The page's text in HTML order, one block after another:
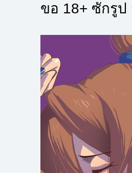
ขอ 18+ ซักรู